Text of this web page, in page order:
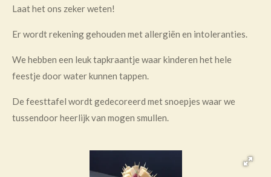
Laat het ons zeker weten!
Er wordt rekening gehouden met allergiën en intoleranties.
We hebben een leuk tapkraantje waar kinderen het hele
feestje door water kunnen tappen.
De feesttafel wordt gedecoreerd met snoepjes waar we
tussendoor heerlijk van mogen smullen.